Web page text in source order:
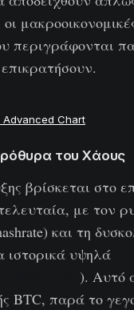
περιγράφονται
Advanced Chart
του Χάους
βρίσκεται στο
με τον
και τη
ιστορικά υψηλά
). Αυτό
BTC, παρά το